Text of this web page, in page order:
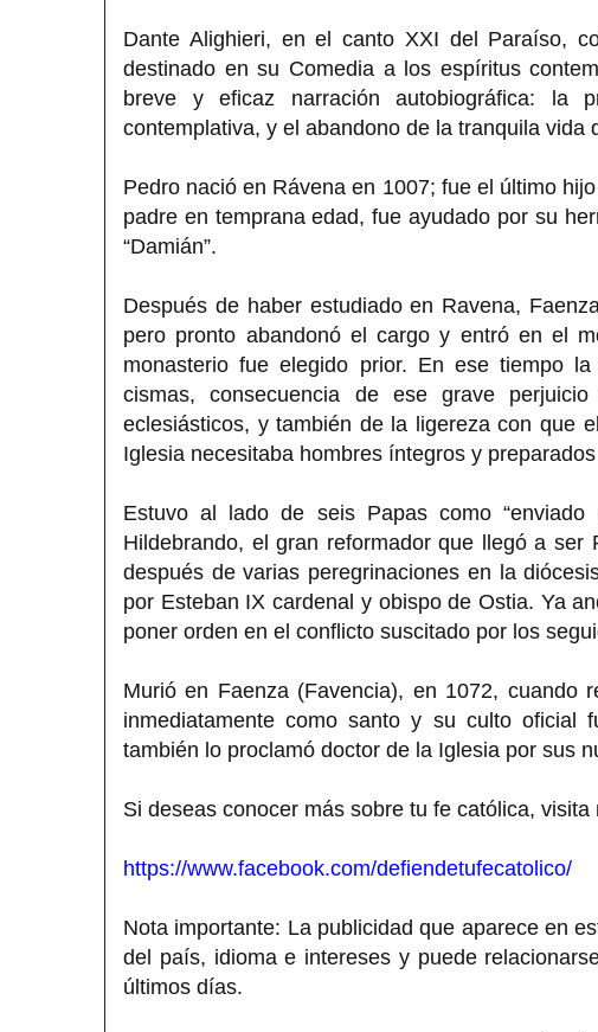
Dante Alighieri, en el canto XXI del Paraíso,
destinado en su Comedia a los espíritus
breve y eficaz narración autobiográfica: la
contemplativa, y el abandono de la tranquila
Pedro nació en Rávena en 1007; fue el último
padre en temprana edad, fue ayudado por su
“Damián”.
Después de haber estudiado en Ravena,
pero pronto abandonó el cargo y entró en el
monasterio fue elegido prior. En ese tiempo
cismas, consecuencia de ese grave
eclesiásticos, y también de la ligereza con que
Iglesia necesitaba hombres íntegros y
Estuvo al lado de seis Papas como
Hildebrando, el gran reformador que llegó a
después de varias peregrinaciones en la
por Esteban IX cardenal y obispo de Ostia. Ya
poner orden en el conflicto suscitado por los
Murió en Faenza (Favencia), en 1072, cuando
inmediatamente como santo y su culto
también lo proclamó doctor de la Iglesia por sus
Si deseas conocer más sobre tu fe católica,
https://www.facebook.com/defiendetufecatolico/
Nota importante: La publicidad que aparece en
del país, idioma e intereses y puede
últimos días.